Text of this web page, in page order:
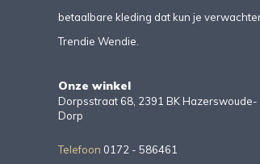
betaalbare kleding dat kun je
Trendie Wendie.
Onze winkel
Dorpsstraat 68, 2391 BK Hazerswoude-
Dorp
Telefoon 0172 - 586461